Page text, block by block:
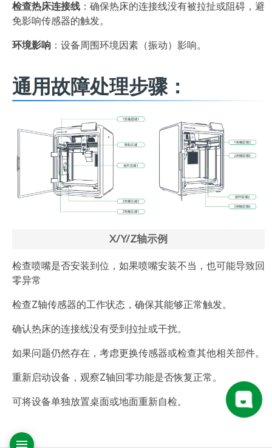
检查热床连接线 ：确保热床的连接线没有被拉扯或阻碍，避
免影响传感器的触发。
环境影响 ：设备周围环境因素（振动）影响。
通用故障处理步骤：
X/Y/Z轴示例
检查喷嘴是否安装到位，如果喷嘴安装不当，也可能导致回
零异常
检查Z轴传感器的工作状态，确保其能够正常触发。
确认热床的连接线没有受到拉扯或干扰。
如果问题仍然存在，考虑更换传感器或检查其他相关部件。
重新启动设备，观察Z轴回零功能是否恢复正常。
可将设备单独放置桌面或地面重新自检。